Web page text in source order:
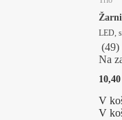
LED,
(49)
Na
V
V